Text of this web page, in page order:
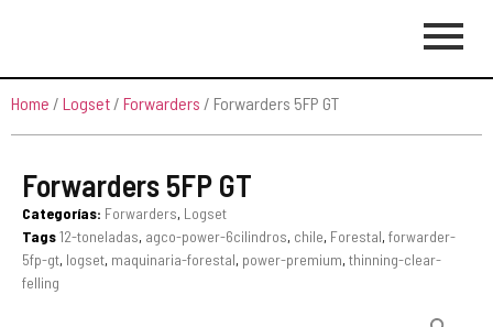
Home / Logset / Forwarders / Forwarders 5FP GT
Forwarders 5FP GT
Categorías: Forwarders, Logset
Tags12-toneladas, agco-power-6cilindros, chile, Forestal, forwarder-
5fp-gt, logset, maquinaria-forestal, power-premium, thinning-clear-
felling